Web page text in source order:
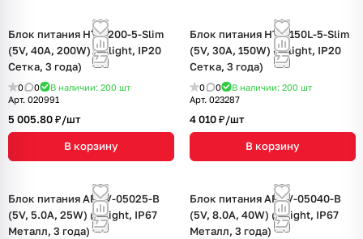
Блок питания HTS-200-5-Slim
(5V, 40A, 200W) (Arlight, IP20
Сетка, 3 года)
0 0 В наличии: 200 шт
Арт. 020991
5 005.80 ₽/шт
В корзину
Блок питания HTS-150L-5-Slim
(5V, 30A, 150W) (Arlight, IP20
Сетка, 3 года)
0 0 В наличии: 200 шт
Арт. 023287
4 010 ₽/шт
В корзину
Блок питания ARPV-05025-B
(5V, 5.0A, 25W) (Arlight, IP67
Металл, 3 года)
Блок питания ARPV-05040-B
(5V, 8.0A, 40W) (Arlight, IP67
Металл, 3 года)